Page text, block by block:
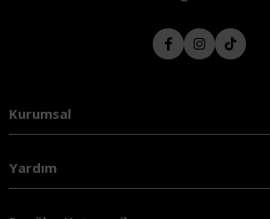
Kurumsal
Yardım